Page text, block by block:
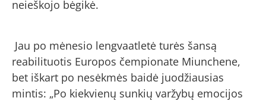
neieškojo bėgikė.
Jau po mėnesio lengvaatletė turės šansą
reabilituotis Europos čempionate Miunchene,
bet iškart po nesėkmės baidė juodžiausias
mintis: „Po kiekvienų sunkių varžybų emocijos